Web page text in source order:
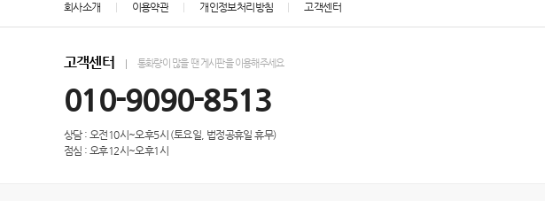
회사소개 이용약관 개인정보처리방침 고객센터
고객센터 통화량이 많을 땐 게시판을 이용해주세요
010-9090-8513
상담 : 오전10시~오후5시 (토요일, 법정공휴일 휴무)
점심 : 오후12시~오후1시